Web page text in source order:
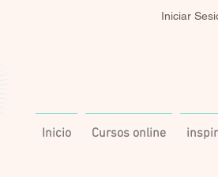
Iniciar
Inicio Cursos online